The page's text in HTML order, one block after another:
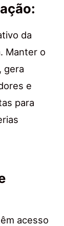
da
Manter o
gera
e
para
acesso